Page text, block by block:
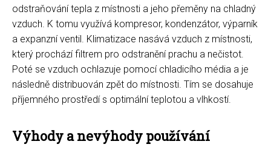
odstraňování tepla z místnosti a jeho přeměny na chladný
vzduch. K tomu využívá kompresor, kondenzátor, výparník
a expanzní ventil. Klimatizace nasává vzduch z místnosti,
který prochází filtrem pro odstranění prachu a nečistot.
Poté se vzduch ochlazuje pomocí chladicího média a je
následně distribuován zpět do místnosti. Tím se dosahuje
příjemného prostředí s optimální teplotou a vlhkostí.
Výhody a nevýhody používání